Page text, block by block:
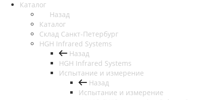
Каталог
Назад
Каталог
Cклад Санкт-Петербург
HGH Infrared Systems
Назад
HGH Infrared Systems
Испытание и измерение
Назад
Испытание и измерение